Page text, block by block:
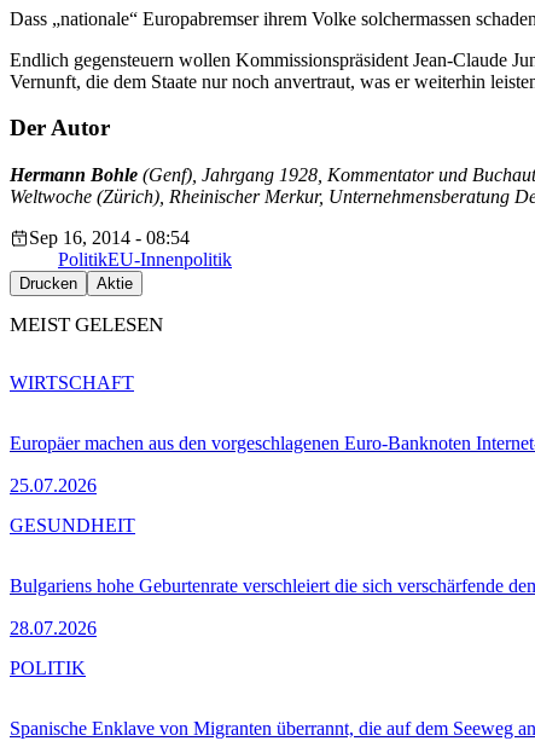
Dass „nationale“ Europabremser ihrem Volke solchermassen
Endlich gegensteuern wollen Kommissionspräsident Jean-Claude
Vernunft, die dem Staate nur noch anvertraut, was er weiterhin
Der Autor
Hermann Bohle (Genf), Jahrgang 1928, Kommentator und
Weltwoche (Zürich), Rheinischer Merkur, Unternehmensberatung
Sep 16, 2014 - 08:54
PolitikEU-Innenpolitik
Drucken Aktie
MEIST GELESEN
Europäer machen aus den vorgeschlagenen Euro-Banknoten
25.07.2026
WIRTSCHAFT
Bulgariens hohe Geburtenrate verschleiert die sich verschärfende
28.07.2026
GESUNDHEIT
Spanische Enklave von Migranten überrannt, die auf dem Seeweg
POLITIK